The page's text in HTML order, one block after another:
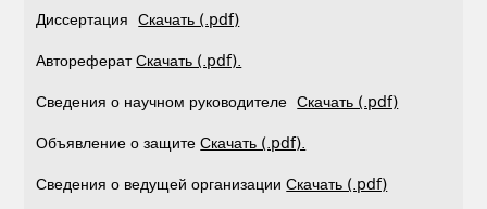
ДиссертацияСкачать (.pdf)
АвторефератСкачать (.pdf).
Сведения о научном руководителеСкачать (.pdf)
Объявление о защитеСкачать (.pdf).
Сведения о ведущей организацииСкачать (.pdf)